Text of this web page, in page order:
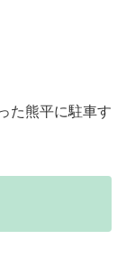
た熊平に駐車す